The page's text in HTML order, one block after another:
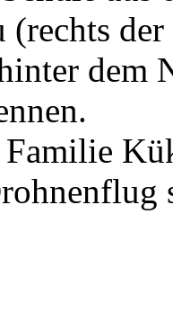
(rechts
dem